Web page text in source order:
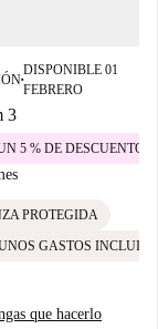
■
DISPONIBLE 01
FEBRERO
3
5 % DE DESCUENTO
PROTEGIDA
GASTOS
que hacerlo